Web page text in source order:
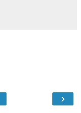
›